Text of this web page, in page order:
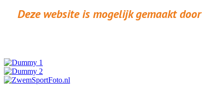
Deze website is mogelijk gemaakt door